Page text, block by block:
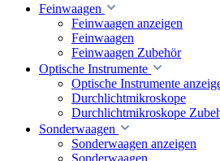
Feinwaagen
Feinwaagen anzeigen
Feinwaagen
Feinwaagen Zubehör
Optische Instrumente
Optische Instrumente
Durchlichtmikroskope
Durchlichtmikroskope
Sonderwaagen
Sonderwaagen anzeigen
Sonderwaagen